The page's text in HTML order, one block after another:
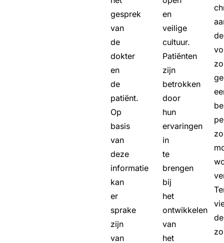
gesprek
van
de
dokter
en
de
patiënt.
Op
basis
van
deze
informatie
kan
er
sprake
zijn
van
en
veilige
cultuur.
Patiënten
zijn
betrokken
door
hun
ervaringen
in
te
brengen
bij
het
ontwikkelen
van
het
de
de